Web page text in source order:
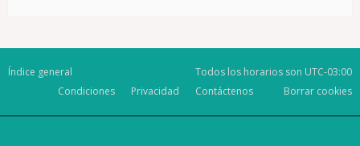
Índice general Todos los horarios son UTC-03:00
Borrar cookies
Contáctenos
Privacidad
Condiciones